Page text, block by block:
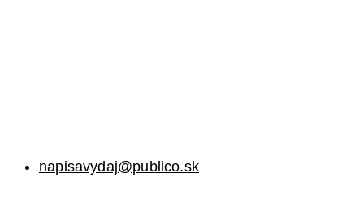
napisavydaj@publico.sk